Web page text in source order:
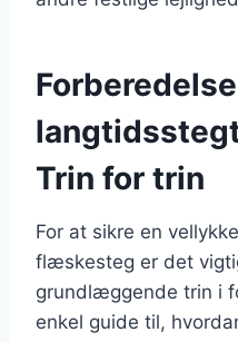
Trin for trin
For at sikre en
flæskesteg er det
grundlæggende trin i
enkel guide til,